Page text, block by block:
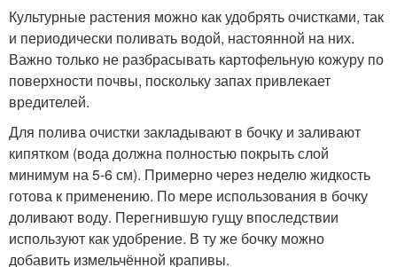
Культурные растения можно как удобрять очистками, так
и периодически поливать водой, настоянной на них.
Важно только не разбрасывать картофельную кожуру по
поверхности почвы, поскольку запах привлекает
вредителей.
Для полива очистки закладывают в бочку и заливают
кипятком (вода должна полностью покрыть слой
минимум на 5-6 см). Примерно через неделю жидкость
готова к применению. По мере использования в бочку
доливают воду. Перегнившую гущу впоследствии
используют как удобрение. В ту же бочку можно
добавить измельчённой крапивы.